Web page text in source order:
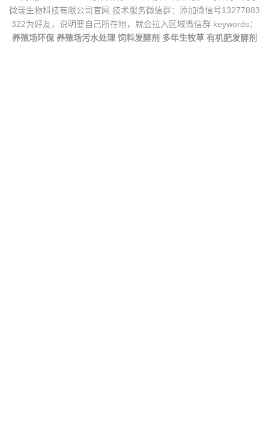
微瑞生物科技有限公司官网 技术服务微信群：添加微信号13277883
322为好友，说明要自己所在地，就会拉入区域微信群 keywords：
养殖场环保 养殖场污水处理 饲料发酵剂 多年生牧草 有机肥发酵剂